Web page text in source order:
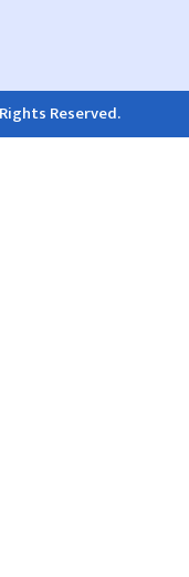
Reserved.